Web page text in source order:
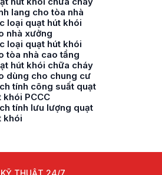
lang cho tòa nhà
loại quạt hút khói
nhà xưởng
loại quạt hút khói
tòa nhà cao tầng
hút khói chữa cháy
dùng cho chung cư
tính công suất quạt
khói PCCC
tính lưu lượng quạt
khói
KỸ THUẬT 24/7